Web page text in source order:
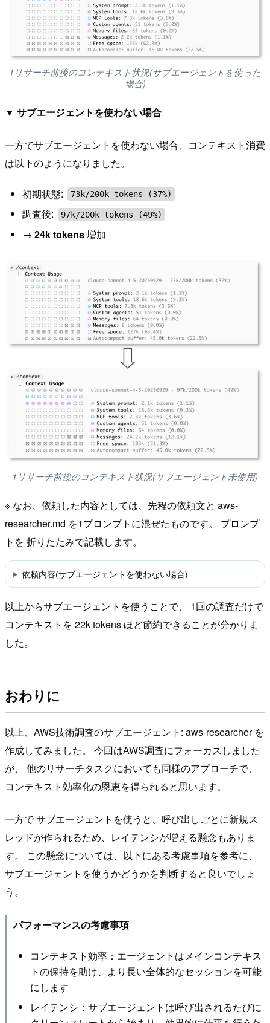
1リサーチ前後のコンテキスト状況(サブエージェントを使った
場合)
▼ サブエージェントを使わない場合
一方でサブエージェントを使わない場合、コンテキスト消費
は以下のようになりました。
初期状態: 73k/200k tokens (37%)
調査後: 97k/200k tokens (49%)
→ 24k tokens増加
1リサーチ前後のコンテキスト状況(サブエージェント未使用)
※ なお、依頼した内容としては、先程の依頼文と aws-
researcher.md を1プロンプトに混ぜたものです。 プロンプ
トを 折りたたみで記載します。
依頼内容(サブエージェントを使わない場合)
以上からサブエージェントを使うことで、 1回の調査だけで
コンテキストを 22k tokens ほど節約できることが分かりま
した。
おわりに
以上、AWS技術調査のサブエージェント: aws-researcher を
作成してみました。 今回はAWS調査にフォーカスしました
が、 他のリサーチタスクにおいても同様のアプローチで、
コンテキスト効率化の恩恵を得られると思います。
一方で サブエージェントを使うと、呼び出しごとに新規ス
レッドが作られるため、レイテンシが増える懸念もありま
す。 この懸念については、以下にある考慮事項を参考に、
サブエージェントを使うかどうかを判断すると良いでしょ
う。
パフォーマンスの考慮事項
コンテキスト効率：エージェントはメインコンテキス
トの保持を助け、より長い全体的なセッションを可能
にします
レイテンシ：サブエージェントは呼び出されるたびに